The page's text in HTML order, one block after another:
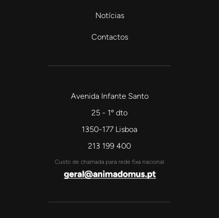
Notícias
Contactos
Avenida Infante Santo
25 - 1º dto
1350-177 Lisboa
213 199 400
Custo de chamada para rede fixa nacional